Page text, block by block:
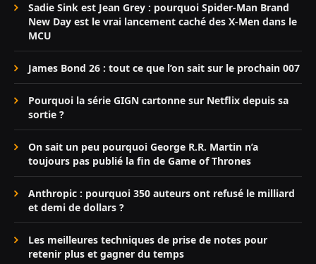
Sadie Sink est Jean Grey : pourquoi Spider-Man Brand
New Day est le vrai lancement caché des X-Men dans le
MCU
James Bond 26 : tout ce que l’on sait sur le prochain 007
Pourquoi la série GIGN cartonne sur Netflix depuis sa
sortie ?
On sait un peu pourquoi George R.R. Martin n’a
toujours pas publié la fin de Game of Thrones
Anthropic : pourquoi 350 auteurs ont refusé le milliard
et demi de dollars ?
Les meilleures techniques de prise de notes pour
retenir plus et gagner du temps